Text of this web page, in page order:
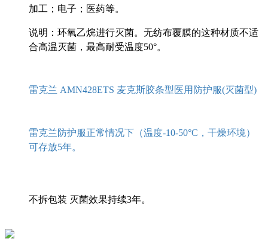
加工； 电子； 医药等。
说明：环氧乙烷进行灭菌。无纺布覆膜的这种材质不适
合高温灭菌，最高耐受温度50°。
雷克兰 AMN428ETS 麦克斯胶条型医用防护服(灭菌型)
雷克兰防护服正常情况下（温度-10-50°C，干燥环境）
可存放5年。
不拆包装 灭菌效果持续3年。